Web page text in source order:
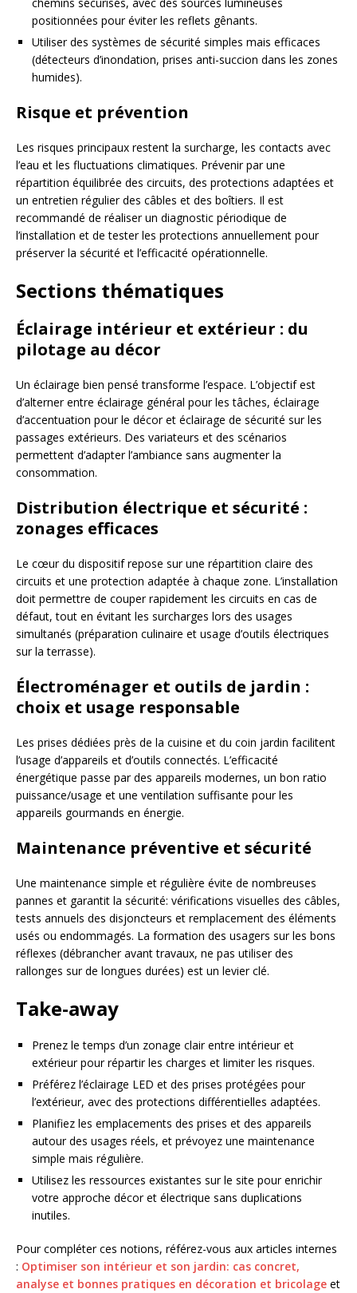
positionnées pour éviter les reflets gênants.
Utiliser des systèmes de sécurité simples mais efficaces
(détecteurs d’inondation, prises anti-succion dans les zones
humides).
Risque et prévention
Les risques principaux restent la surcharge, les contacts avec
l’eau et les fluctuations climatiques. Prévenir par une
répartition équilibrée des circuits, des protections adaptées et
un entretien régulier des câbles et des boîtiers. Il est
recommandé de réaliser un diagnostic périodique de
l’installation et de tester les protections annuellement pour
préserver la sécurité et l’efficacité opérationnelle.
Sections thématiques
Éclairage intérieur et extérieur : du
pilotage au décor
Un éclairage bien pensé transforme l’espace. L’objectif est
d’alterner entre éclairage général pour les tâches, éclairage
d’accentuation pour le décor et éclairage de sécurité sur les
passages extérieurs. Des variateurs et des scénarios
permettent d’adapter l’ambiance sans augmenter la
consommation.
Distribution électrique et sécurité :
zonages efficaces
Le cœur du dispositif repose sur une répartition claire des
circuits et une protection adaptée à chaque zone. L’installation
doit permettre de couper rapidement les circuits en cas de
défaut, tout en évitant les surcharges lors des usages
simultanés (préparation culinaire et usage d’outils électriques
sur la terrasse).
Électroménager et outils de jardin :
choix et usage responsable
Les prises dédiées près de la cuisine et du coin jardin facilitent
l’usage d’appareils et d’outils connectés. L’efficacité
énergétique passe par des appareils modernes, un bon ratio
puissance/usage et une ventilation suffisante pour les
appareils gourmands en énergie.
Maintenance préventive et sécurité
Une maintenance simple et régulière évite de nombreuses
pannes et garantit la sécurité: vérifications visuelles des câbles,
tests annuels des disjoncteurs et remplacement des éléments
usés ou endommagés. La formation des usagers sur les bons
réflexes (débrancher avant travaux, ne pas utiliser des
rallonges sur de longues durées) est un levier clé.
Take-away
Prenez le temps d’un zonage clair entre intérieur et
extérieur pour répartir les charges et limiter les risques.
Préférez l’éclairage LED et des prises protégées pour
l’extérieur, avec des protections différentielles adaptées.
Planifiez les emplacements des prises et des appareils
autour des usages réels, et prévoyez une maintenance
simple mais régulière.
Utilisez les ressources existantes sur le site pour enrichir
votre approche décor et électrique sans duplications
inutiles.
Pour compléter ces notions, référez-vous aux articles internes
: Optimiser son intérieur et son jardin: cas concret,
analyse et bonnes pratiques en décoration et bricolage et